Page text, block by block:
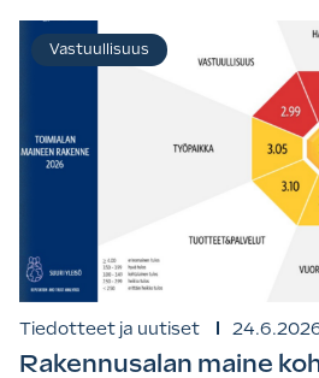
Tiedotteet ja uutiset
Rakennusalan maine
Vastuullisuus